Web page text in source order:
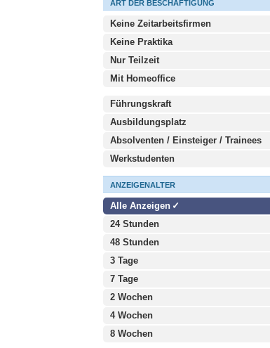
ART DER BESCHÄFTIGUNG
Keine Zeitarbeitsfirmen
Keine Praktika
Nur Teilzeit
Mit Homeoffice
Führungskraft
Ausbildungsplatz
Absolventen / Einsteiger / Trainees
Werkstudenten
ANZEIGENALTER
Alle Anzeigen
24 Stunden
48 Stunden
3 Tage
7 Tage
2 Wochen
4 Wochen
8 Wochen